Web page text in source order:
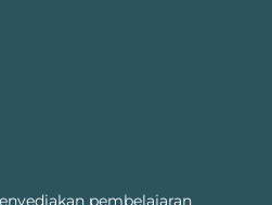
pembelajaran